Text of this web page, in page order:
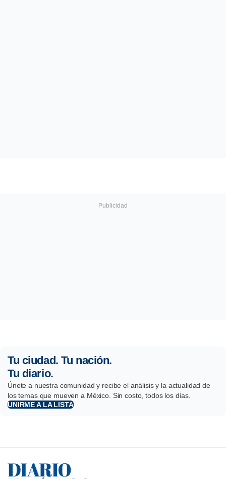
Tu ciudad. Tu nación.
Tu diario.
Únete a nuestra comunidad y recibe el análisis y la actualidad de
los temas que mueven a México. Sin costo, todos los días.
UNIRME A LA LISTA